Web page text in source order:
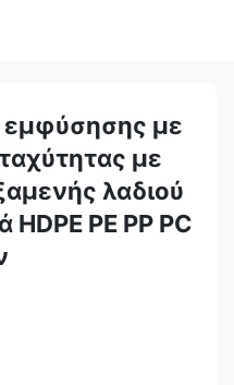
με
με
λαδιού
PE PP PC